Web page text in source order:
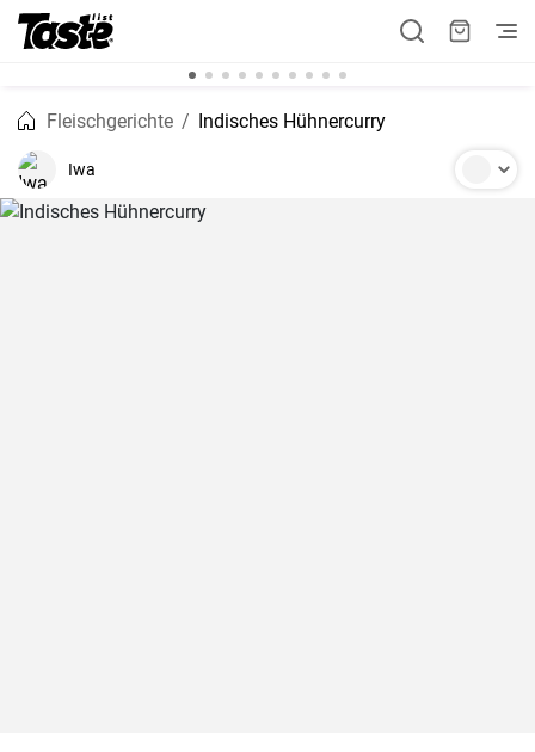
Fleischgerichte Indisches Hühnercurry
Iwa